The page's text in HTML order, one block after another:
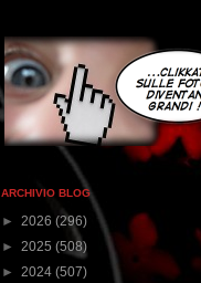
ARCHIVIO BLOG
► 2026 (296)
► 2025 (508)
► 2024 (507)